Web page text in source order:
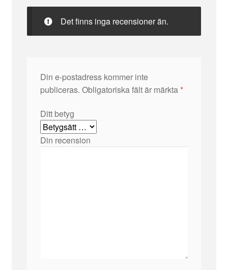
Det finns inga recensioner än.
Din e-postadress kommer inte
publiceras. Obligatoriska fält är märkta*
Ditt betyg
Din recension